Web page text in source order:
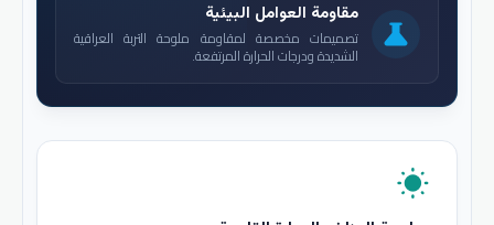
science
مقاومة العوامل البيئية
تصميمات مخصصة لمقاومة ملوحة التربة العراقية
الشديدة ودرجات الحرارة المرتفعة.
wb_sunny